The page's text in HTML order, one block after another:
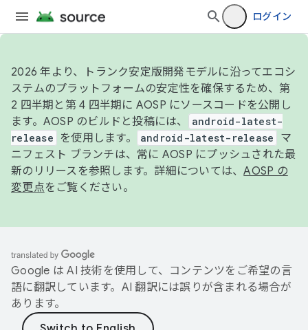
ログイン
2026 年より、トランク安定版開発モデルに沿ってエコシ
ステムのプラットフォームの安定性を確保するため、第
2 四半期と第 4 四半期に AOSP にソースコードを公開し
ます。AOSP のビルドと投稿には、
android-latest-
release
を使用します。 android-latest-release
マ
ニフェスト ブランチは、常に AOSP にプッシュされた最
新のリリースを参照します。詳細については、AOSP の
変更点をご覧ください。
Google は AI 技術を使用して、コンテンツをご希望の言
語に翻訳しています。AI 翻訳には誤りが含まれる場合が
あります。